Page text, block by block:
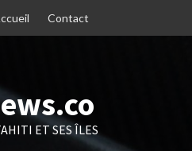
Contact
ET SES ÎLES